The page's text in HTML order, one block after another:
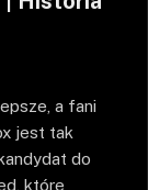
a fani
jest tak
do
które